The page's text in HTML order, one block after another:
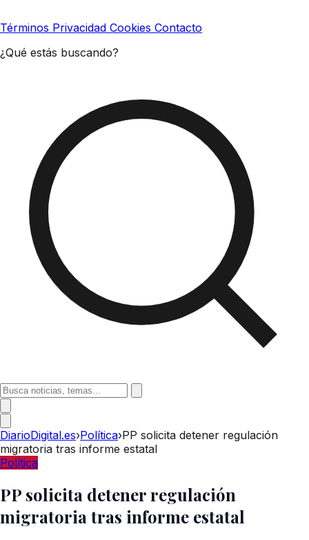
Términos Privacidad Cookies Contacto
¿Qué estás buscando?
DiarioDigital.es›Política›PP solicita detener regulación
migratoria tras informe estatal
Política
PP solicita detener regulación
migratoria tras informe estatal